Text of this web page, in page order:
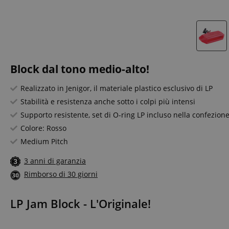
Block dal tono medio-alto!
Realizzato in Jenigor, il materiale plastico esclusivo di LP
Stabilità e resistenza anche sotto i colpi più intensi
Supporto resistente, set di O-ring LP incluso nella confezione
Colore: Rosso
Medium Pitch
3 anni di garanzia
Rimborso di 30 giorni
LP Jam Block - L'Originale!